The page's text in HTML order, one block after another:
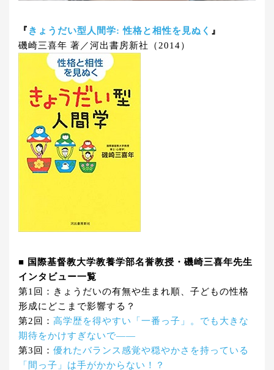
『 きょうだい型人間学: 性格と相性を見ぬく 』
磯崎三喜年 著／河出書房新社（2014）
■ 国際基督教大学教養学部名誉教授・磯崎三喜年先生
インタビュー一覧
第1回：きょうだいの有無や生まれ順、子どもの性格
形成にどこまで影響する？
第2回： 高学歴を得やすい「一番っ子」。でも大きな
期待をかけすぎないで――
第3回： 優れたバランス感覚や穏やかさを持っている
「間っ子」は手がかからない！？